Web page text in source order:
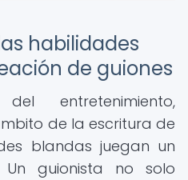
habilidades
de guiones
entretenimiento,
de la escritura de
blandas juegan un
guionista no solo